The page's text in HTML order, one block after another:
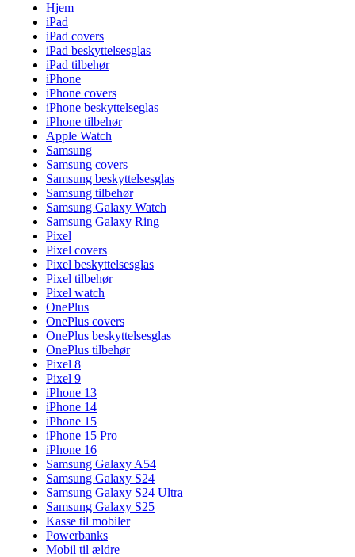
Hjem
iPad
iPad covers
iPad beskyttelsesglas
iPad tilbehør
iPhone
iPhone covers
iPhone beskyttelseglas
iPhone tilbehør
Apple Watch
Samsung
Samsung covers
Samsung beskyttelsesglas
Samsung tilbehør
Samsung Galaxy Watch
Samsung Galaxy Ring
Pixel
Pixel covers
Pixel beskyttelsesglas
Pixel tilbehør
Pixel watch
OnePlus
OnePlus covers
OnePlus beskyttelsesglas
OnePlus tilbehør
Pixel 8
Pixel 9
iPhone 13
iPhone 14
iPhone 15
iPhone 15 Pro
iPhone 16
Samsung Galaxy A54
Samsung Galaxy S24
Samsung Galaxy S24 Ultra
Samsung Galaxy S25
Kasse til mobiler
Powerbanks
Mobil til ældre